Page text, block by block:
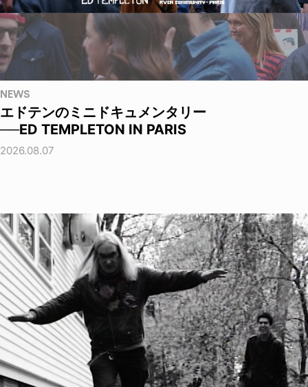
NEWS
エドテンのミニドキュメンタリー
──ED TEMPLETON IN PARIS
2026.08.07